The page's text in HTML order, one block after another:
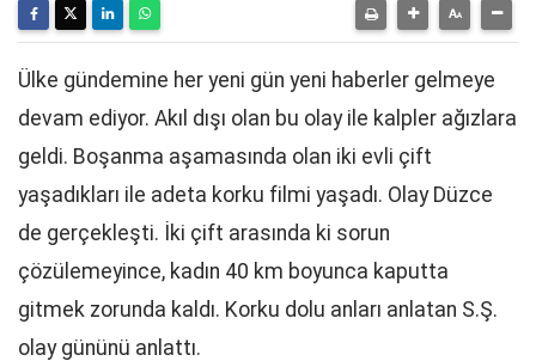
Ülke gündemine her yeni gün yeni haberler gelmeye
devam ediyor. Akıl dışı olan bu olay ile kalpler ağızlara
geldi. Boşanma aşamasında olan iki evli çift
yaşadıkları ile adeta korku filmi yaşadı. Olay Düzce
de gerçekleşti. İki çift arasında ki sorun
çözülemeyince, kadın 40 km boyunca kaputta
gitmek zorunda kaldı. Korku dolu anları anlatan S.Ş.
olay gününü anlattı.